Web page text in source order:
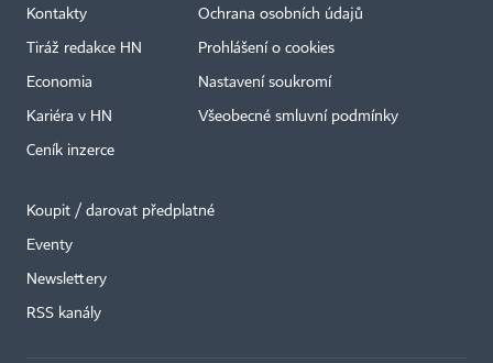
Kontakty
Tiráž redakce HN
Economia
Kariéra v HN
Ceník inzerce
Ochrana osobních údajů
Prohlášení o cookies
Nastavení soukromí
Všeobecné smluvní podmínky
Koupit / darovat předplatné
Eventy
Newslettery
RSS kanály